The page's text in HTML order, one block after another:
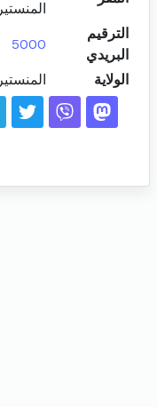
المنستير
الترقيم
البريدي
5000
الولاية المنستير